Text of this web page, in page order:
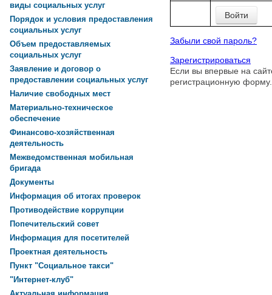
Забыли свой пароль?
Зарегистрироваться
Если вы впервые на
регистрационную форму.
виды социальных услуг
Порядок и условия предоставления
социальных услуг
Объем предоставляемых
социальных услуг
Заявление и договор о
предоставлении социальных услуг
Наличие свободных мест
Материально-техническое
обеспечение
Финансово-хозяйственная
деятельность
Межведомственная мобильная
бригада
Документы
Информация об итогах проверок
Противодействие коррупции
Попечительский совет
Информация для посетителей
Проектная деятельность
Пункт "Социальное такси"
"Интернет-клуб"